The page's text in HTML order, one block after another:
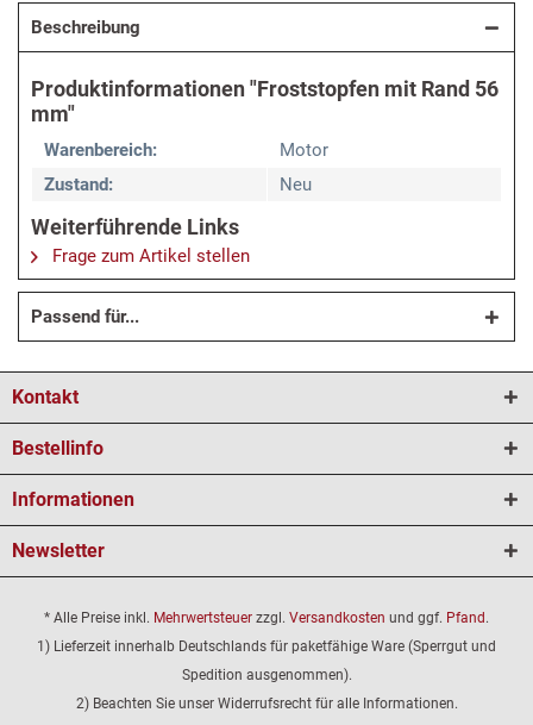
Beschreibung
Produktinformationen "Froststopfen mit Rand 56
mm"
Warenbereich:
Motor
Zustand:
Neu
Weiterführende Links
Frage zum Artikel stellen
Passend für...
Kontakt
Bestellinfo
Informationen
Newsletter
* Alle Preise inkl. Mehrwertsteuer zzgl. Versandkosten und ggf. Pfand.
1) Lieferzeit innerhalb Deutschlands für paketfähige Ware (Sperrgut und
Spedition ausgenommen).
2) Beachten Sie unser Widerrufsrecht für alle Informationen.